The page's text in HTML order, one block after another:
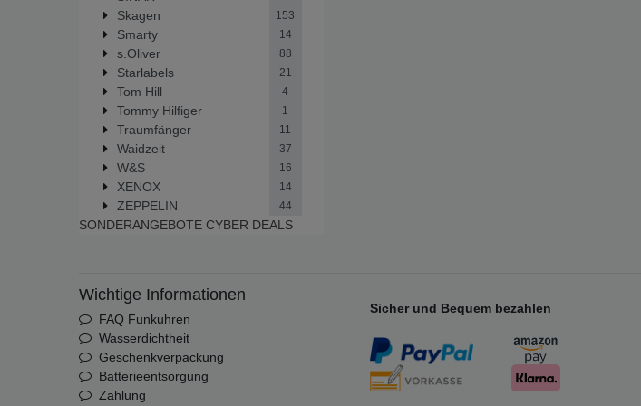
Skagen 153
Smarty 14
s.Oliver 88
Starlabels 21
Tom Hill 4
Tommy Hilfiger 1
Traumfänger 11
Waidzeit 37
W&S 16
XENOX 14
ZEPPELIN 44
SONDERANGEBOTE CYBER DEALS
Wichtige Informationen
FAQ Funkuhren
Wasserdichtheit
Geschenkverpackung
Batterieentsorgung
Zahlung
Sicher und Bequem bezahlen